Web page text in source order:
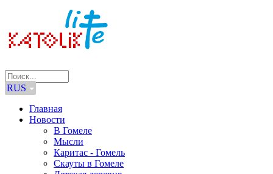
RUS
Главная
Новости
В Гомеле
Мысли
Каритас - Гомель
Скауты в Гомеле